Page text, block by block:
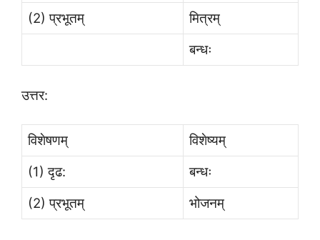
(2) प्रभूतम्
मित्रम्
बन्धः
उत्तर:
विशेषणम्
विशेष्यम्
(1) दृढ:
बन्धः
(2) प्रभूतम्
भोजनम्